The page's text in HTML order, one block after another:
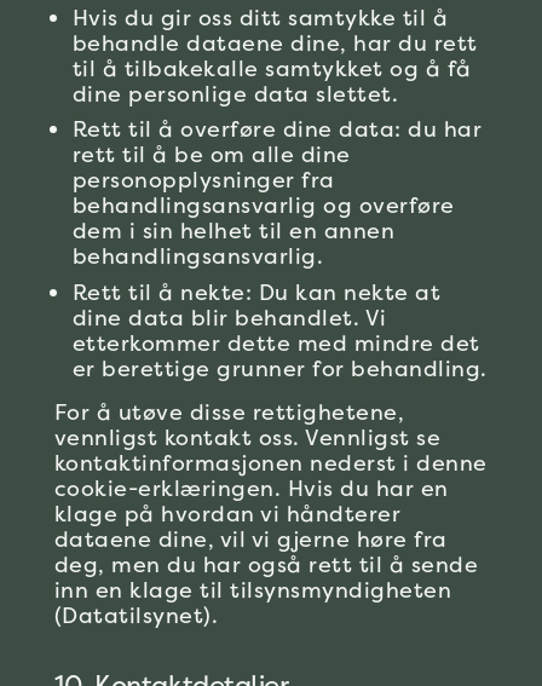
Hvis du gir oss ditt samtykke til å
behandle dataene dine, har du rett
til å tilbakekalle samtykket og å få
dine personlige data slettet.
Rett til å overføre dine data: du har
rett til å be om alle dine
personopplysninger fra
behandlingsansvarlig og overføre
dem i sin helhet til en annen
behandlingsansvarlig.
Rett til å nekte: Du kan nekte at
dine data blir behandlet. Vi
etterkommer dette med mindre det
er berettige grunner for behandling.
For å utøve disse rettighetene,
vennligst kontakt oss. Vennligst se
kontaktinformasjonen nederst i denne
cookie-erklæringen. Hvis du har en
klage på hvordan vi håndterer
dataene dine, vil vi gjerne høre fra
deg, men du har også rett til å sende
inn en klage til tilsynsmyndigheten
(Datatilsynet).